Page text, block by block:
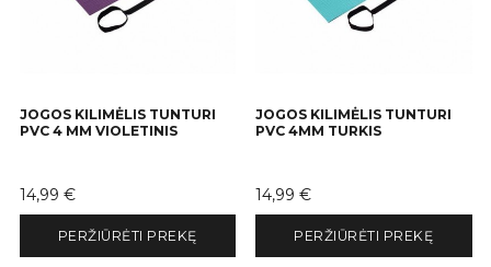
JOGOS KILIMĖLIS TUNTURI
PVC 4 MM VIOLETINIS
Kaina
14,99 €
PERŽIŪRĖTI PREKĘ
JOGOS KILIMĖLIS TUNTURI
PVC 4MM TURKIS
Kaina
14,99 €
PERŽIŪRĖTI PREKĘ